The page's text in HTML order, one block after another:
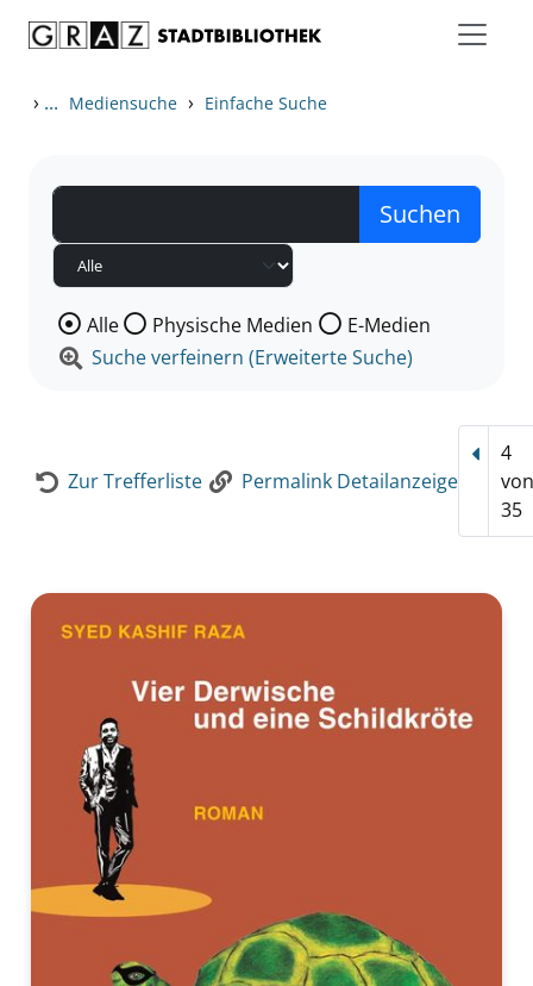
› ... Mediensuche › Einfache Suche
Wählen Sie die Medienart nach der Sie suchen wollen.
Alle Physische Medien
E-Medien
Suche verfeinern (Erweiterte Suche)
Zur Trefferliste Permalink Detailanzeige
4
35